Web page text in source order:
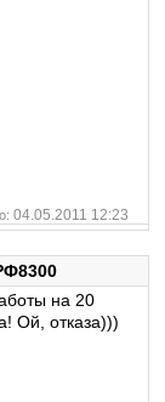
04.05.2011 12:23
на 20
Ой, отказа)))